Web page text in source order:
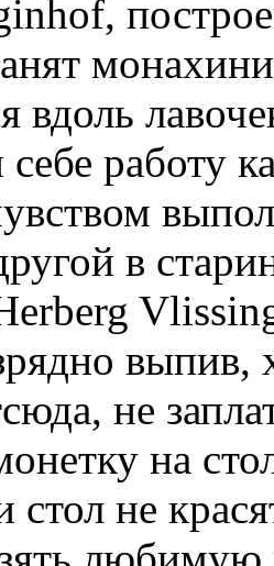
вдоль
работу
в
выпив,
не
на
стол не